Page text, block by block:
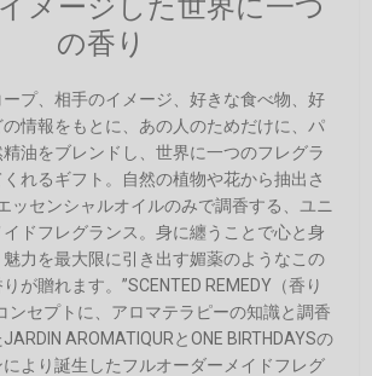
メージした世界に一つ
の香り
プ、相手のイメージ、好きな食べ物、好
情報をもとに、あの人のためだけに、パ
油をブレンドし、世界に一つのフレグラ
れるギフト。自然の植物や花から抽出さ
ッセンシャルオイルのみで調香する、ユニ
ドフレグランス。身に纏うことで心と身
力を最大限に引き出す媚薬のようなこの
が贈れます。”SCENTED REMEDY（香り
ンセプトに、アロマテラピーの知識と調香
AROMATIQURとONE BIRTHDAYSの
より誕生したフルオーダーメイドフレグ